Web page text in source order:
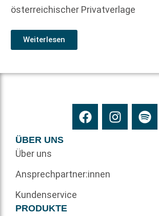
österreichischer Privatverlage
Weiterlesen
ÜBER UNS
Über uns
Ansprechpartner:innen
Kundenservice
PRODUKTE